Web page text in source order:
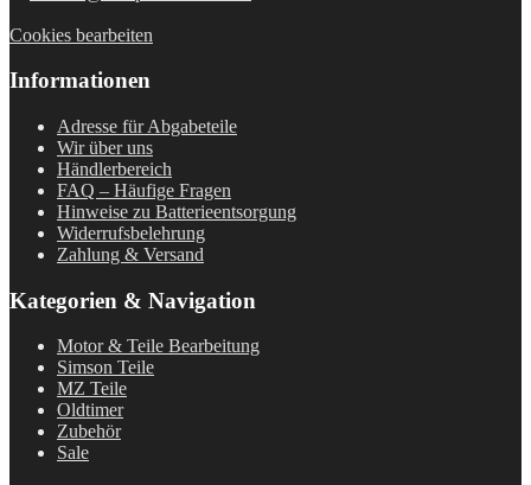
Cookies bearbeiten
Informationen
Adresse für Abgabeteile
Wir über uns
Händlerbereich
FAQ – Häufige Fragen
Hinweise zu Batterieentsorgung
Widerrufsbelehrung
Zahlung & Versand
Kategorien & Navigation
Motor & Teile Bearbeitung
Simson Teile
MZ Teile
Oldtimer
Zubehör
Sale